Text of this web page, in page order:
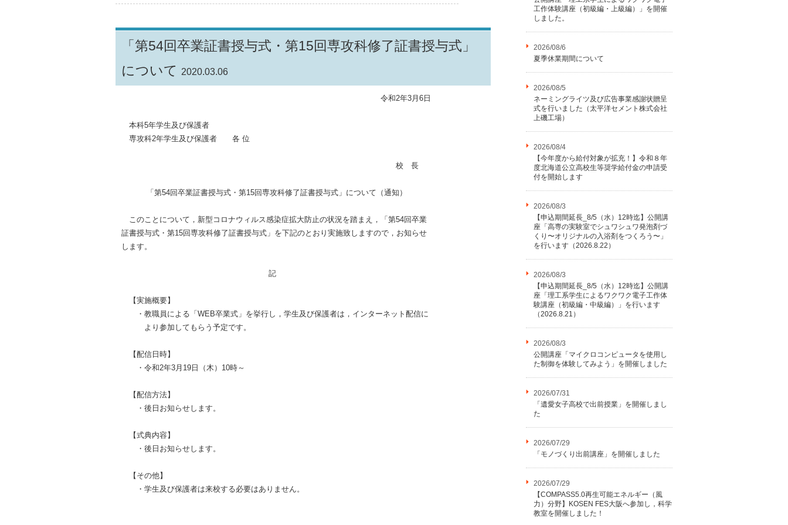
「第54回卒業証書授与式・第15回専攻科修了証書授与式」
について
2020.03.06
令和2年3月6日
本科5年学生及び保護者
専攻科2年学生及び保護者 各 位
校 長
「第54回卒業証書授与式・第15回専攻科修了証書授与式」について（通知）
このことについて，新型コロナウィルス感染症拡大防止の状況を踏まえ，「第54回卒業
証書授与式・第15回専攻科修了証書授与式」を下記のとおり実施致しますので，お知らせ
します。
記
【実施概要】
・教職員による「WEB卒業式」を挙行し，学生及び保護者は，インターネット配信に
より参加してもらう予定です。
【配信日時】
・令和2年3月19日（木）10時～
【配信方法】
・後日お知らせします。
【式典内容】
・後日お知らせします。
【その他】
・学生及び保護者は来校する必要はありません。
工作体験講座（初級編・上級編）」を開催
しました。
2026/08/6
夏季休業期間について
2026/08/5
ネーミングライツ及び広告事業感謝状贈呈
式を行いました（太平洋セメント株式会社
上磯工場）
2026/08/4
【今年度から給付対象が拡充！】令和８年
度北海道公立高校生等奨学給付金の申請受
付を開始します
2026/08/3
【申込期間延長_8/5（水）12時迄】公開講
座「高専の実験室でシュワシュワ発泡剤づ
くり〜オリジナルの入浴剤をつくろう〜」
を行います（2026.8.22）
2026/08/3
【申込期間延長_8/5（水）12時迄】公開講
座「理工系学生によるワクワク電子工作体
験講座（初級編・中級編）」を行います
（2026.8.21）
2026/08/3
公開講座「マイクロコンピュータを使用し
た制御を体験してみよう」を開催しました
2026/07/31
「遺愛女子高校で出前授業」を開催しまし
た
2026/07/29
「モノづくり出前講座」を開催しました
2026/07/29
【COMPASS5.0再生可能エネルギー（風
力）分野】KOSEN FES大阪へ参加し，科学
教室を開催しました！